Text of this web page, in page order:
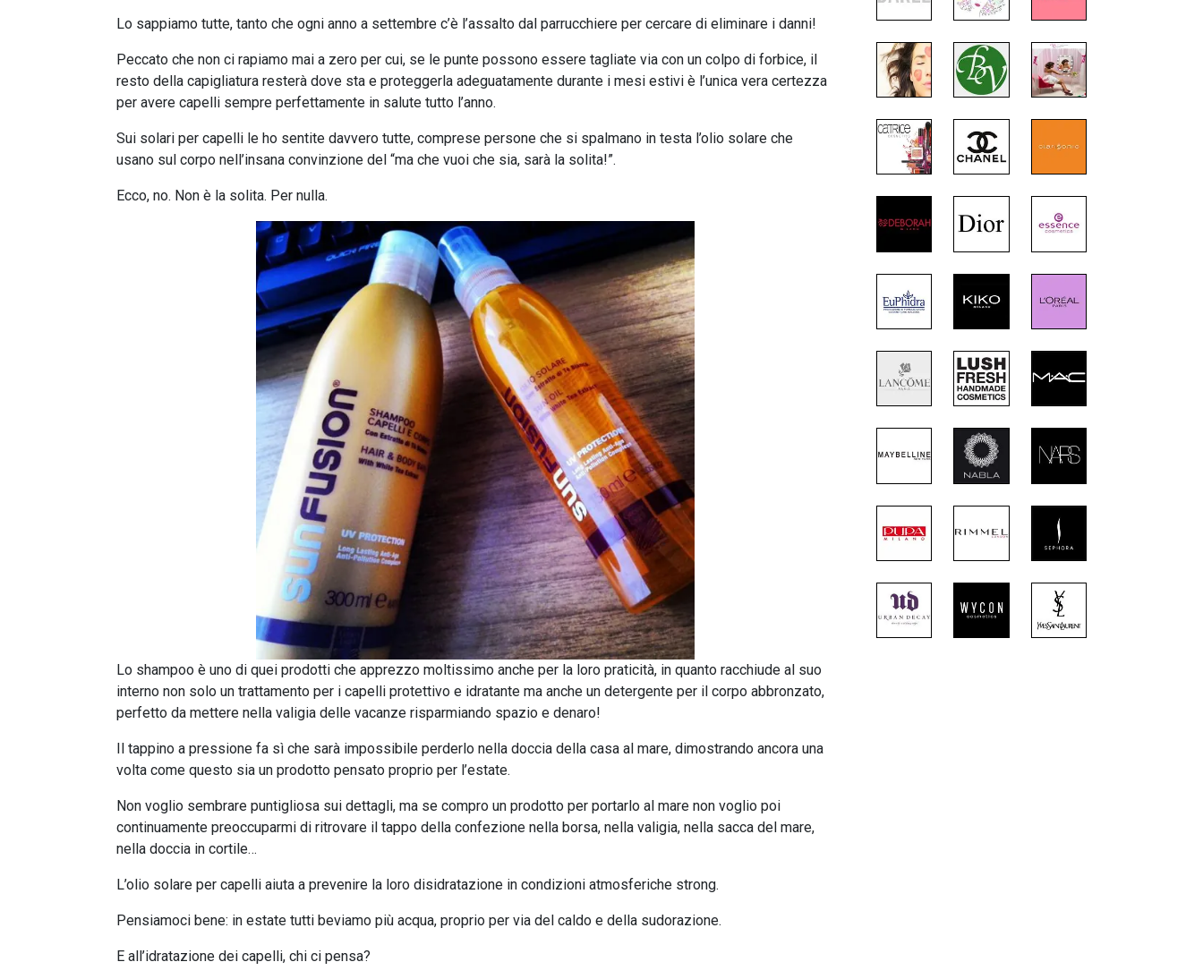
Lo sappiamo tutte, tanto che ogni anno a settembre c’è l’assalto dal parrucchiere per cercare di eliminare i danni!
Peccato che non ci rapiamo mai a zero per cui, se le punte possono essere tagliate via con un colpo di forbice, il
resto della capigliatura resterà dove sta e proteggerla adeguatamente durante i mesi estivi è l’unica vera certezza
per avere capelli sempre perfettamente in salute tutto l’anno.
Sui solari per capelli le ho sentite davvero tutte, comprese persone che si spalmano in testa l’olio solare che
usano sul corpo nell’insana convinzione del “ma che vuoi che sia, sarà la solita!”.
Ecco, no. Non è la solita. Per nulla.
Lo shampoo è uno di quei prodotti che apprezzo moltissimo anche per la loro praticità, in quanto racchiude al suo
interno non solo un trattamento per i capelli protettivo e idratante ma anche un detergente per il corpo abbronzato,
perfetto da mettere nella valigia delle vacanze risparmiando spazio e denaro!
Il tappino a pressione fa sì che sarà impossibile perderlo nella doccia della casa al mare, dimostrando ancora una
volta come questo sia un prodotto pensato proprio per l’estate.
Non voglio sembrare puntigliosa sui dettagli, ma se compro un prodotto per portarlo al mare non voglio poi
continuamente preoccuparmi di ritrovare il tappo della confezione nella borsa, nella valigia, nella sacca del mare,
nella doccia in cortile…
L’olio solare per capelli aiuta a prevenire la loro disidratazione in condizioni atmosferiche strong.
Pensiamoci bene: in estate tutti beviamo più acqua, proprio per via del caldo e della sudorazione.
E all’idratazione dei capelli, chi ci pensa?